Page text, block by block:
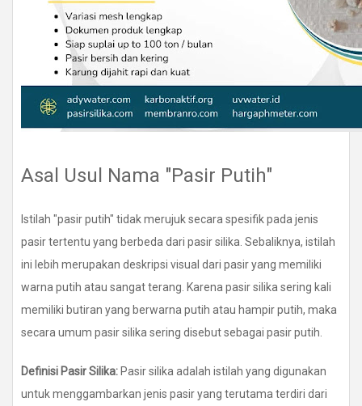
Asal Usul Nama "Pasir Putih"
Istilah "pasir putih" tidak merujuk secara spesifik pada jenis
pasir tertentu yang berbeda dari pasir silika. Sebaliknya, istilah
ini lebih merupakan deskripsi visual dari pasir yang memiliki
warna putih atau sangat terang. Karena pasir silika sering kali
memiliki butiran yang berwarna putih atau hampir putih, maka
secara umum pasir silika sering disebut sebagai pasir putih.
Definisi Pasir Silika: Pasir silika adalah istilah yang digunakan
untuk menggambarkan jenis pasir yang terutama terdiri dari